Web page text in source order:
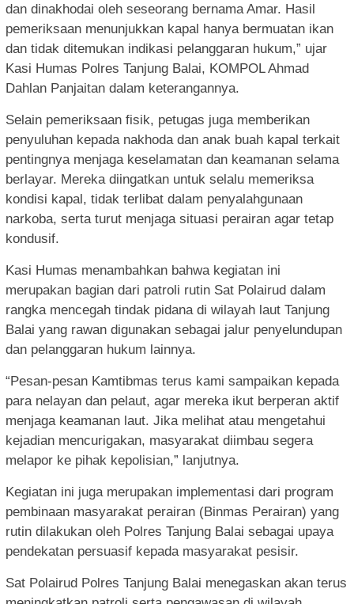
dan dinakhodai oleh seseorang bernama Amar. Hasil
pemeriksaan menunjukkan kapal hanya bermuatan ikan
dan tidak ditemukan indikasi pelanggaran hukum,” ujar
Kasi Humas Polres Tanjung Balai, KOMPOL Ahmad
Dahlan Panjaitan dalam keterangannya.
Selain pemeriksaan fisik, petugas juga memberikan
penyuluhan kepada nakhoda dan anak buah kapal terkait
pentingnya menjaga keselamatan dan keamanan selama
berlayar. Mereka diingatkan untuk selalu memeriksa
kondisi kapal, tidak terlibat dalam penyalahgunaan
narkoba, serta turut menjaga situasi perairan agar tetap
kondusif.
Kasi Humas menambahkan bahwa kegiatan ini
merupakan bagian dari patroli rutin Sat Polairud dalam
rangka mencegah tindak pidana di wilayah laut Tanjung
Balai yang rawan digunakan sebagai jalur penyelundupan
dan pelanggaran hukum lainnya.
“Pesan-pesan Kamtibmas terus kami sampaikan kepada
para nelayan dan pelaut, agar mereka ikut berperan aktif
menjaga keamanan laut. Jika melihat atau mengetahui
kejadian mencurigakan, masyarakat diimbau segera
melapor ke pihak kepolisian,” lanjutnya.
Kegiatan ini juga merupakan implementasi dari program
pembinaan masyarakat perairan (Binmas Perairan) yang
rutin dilakukan oleh Polres Tanjung Balai sebagai upaya
pendekatan persuasif kepada masyarakat pesisir.
Sat Polairud Polres Tanjung Balai menegaskan akan terus